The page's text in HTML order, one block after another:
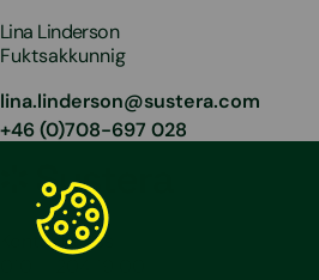
Lina Linderson
Fuktsakkunnig
lina.linderson@sustera.com
+46 (0)708-697 028
Sustera
Sweden
Kontakta oss